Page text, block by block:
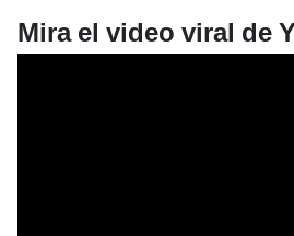
Mira el video viral de